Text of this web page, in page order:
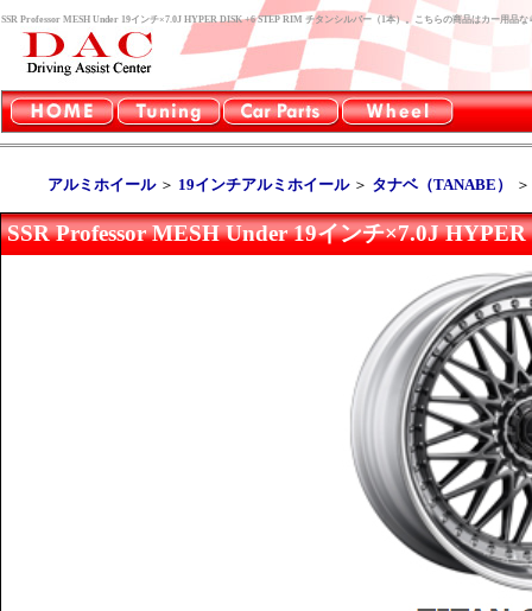
SSR Professor MESH Under 19インチ×7.0J HYPER DISK +6 STEP RIM チタンシルバー（1本）。こちらの商品はカー用品
アルミホイール＞ 19インチアルミホイール＞ タナベ（TANABE）
SSR Professor MESH Under 19インチ×7.0J